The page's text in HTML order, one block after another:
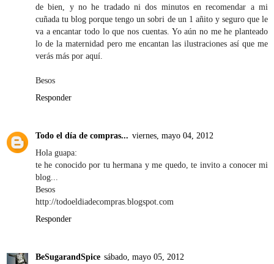
de bien, y no he tradado ni dos minutos en recomendar a mi
cuñada tu blog porque tengo un sobri de un 1 añito y seguro que le
va a encantar todo lo que nos cuentas. Yo aún no me he planteado
lo de la maternidad pero me encantan las ilustraciones así que me
verás más por aquí.
Besos
Responder
Todo el día de compras... viernes, mayo 04, 2012
Hola guapa:
te he conocido por tu hermana y me quedo, te invito a conocer mi
blog...
Besos
http://todoeldiadecompras.blogspot.com
Responder
BeSugarandSpice sábado, mayo 05, 2012